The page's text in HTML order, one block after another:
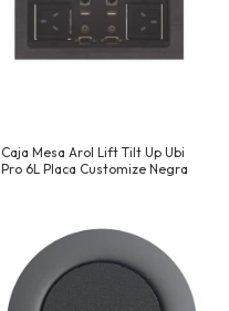
Caja Mesa Arol Lift Tilt Up Ubi
Pro 6L Placa Customize Negra